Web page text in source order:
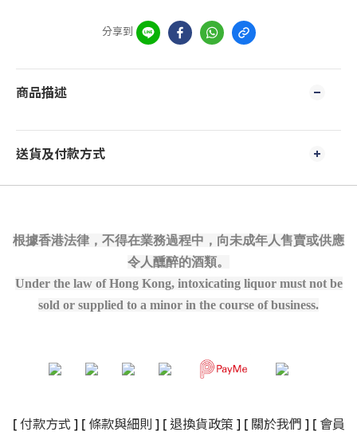
分享到
商品描述
送貨及付款方式
根據香港法律，不得在業務過程中，向未成年人售賣或供應
令人醺醉的酒類。
Under the law of Hong Kong, intoxicating liquor must not be
sold or supplied to a minor in the course of business.
[ 付款方式 ] [ 條款與細則 ] [ 退換貨政策 ] [ 關於我們 ] [ 會員